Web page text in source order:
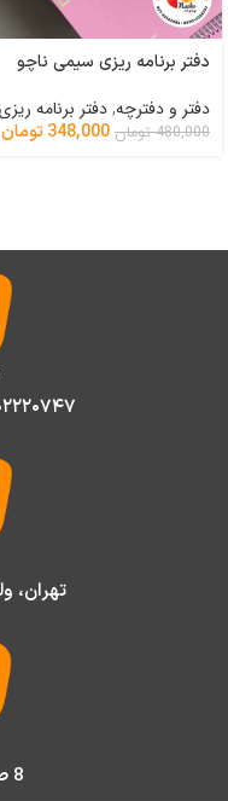
دفتر برنامه ریزی سیمی ناچو
دفتر و دفترچه,دفتر برنامه ریزی
480,000 تومان 348,000تومان
۰۹۳۰۲۲۲۰۷۴۷ و
تهران،
8 صبح تا 22 شب